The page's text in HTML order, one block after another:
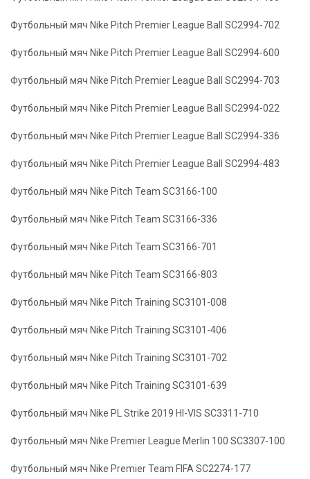
Футбольный мяч Nike Pitch Premier League Ball SC2994-702
Футбольный мяч Nike Pitch Premier League Ball SC2994-600
Футбольный мяч Nike Pitch Premier League Ball SC2994-703
Футбольный мяч Nike Pitch Premier League Ball SC2994-022
Футбольный мяч Nike Pitch Premier League Ball SC2994-336
Футбольный мяч Nike Pitch Premier League Ball SC2994-483
Футбольный мяч Nike Pitch Team SC3166-100
Футбольный мяч Nike Pitch Team SC3166-336
Футбольный мяч Nike Pitch Team SC3166-701
Футбольный мяч Nike Pitch Team SC3166-803
Футбольный мяч Nike Pitch Training SC3101-008
Футбольный мяч Nike Pitch Training SC3101-406
Футбольный мяч Nike Pitch Training SC3101-702
Футбольный мяч Nike Pitch Training SC3101-639
Футбольный мяч Nike PL Strike 2019 HI-VIS SC3311-710
Футбольный мяч Nike Premier League Merlin 100 SC3307-100
Футбольный мяч Nike Premier Team FIFA SC2274-177